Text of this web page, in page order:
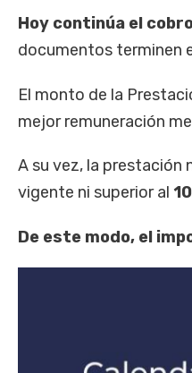
Hoy continúa el
documentos terminen
El monto de la
mejor remuneración
A su vez, la prestación
vigente ni superior al
De este modo, el